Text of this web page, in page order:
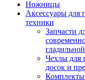
Ножницы
Аксессуары для
техники
Запчасти
Чехлы для
досок и
Комплекты